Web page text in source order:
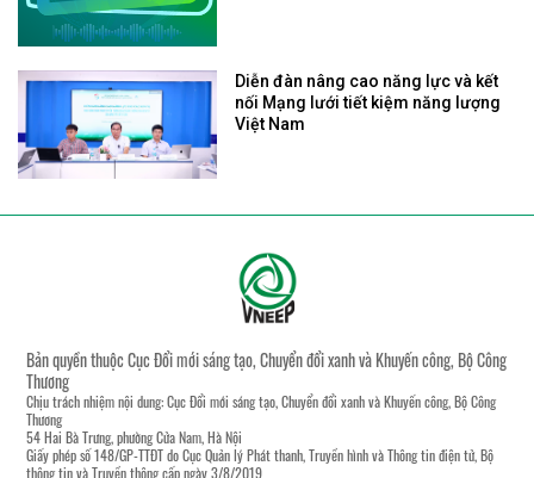
Diễn đàn nâng cao năng lực và kết
nối Mạng lưới tiết kiệm năng lượng
Việt Nam
Bản quyền thuộc Cục Đổi mới sáng tạo, Chuyển đổi xanh và Khuyến công, Bộ Công
Thương
Chịu trách nhiệm nội dung: Cục Đổi mới sáng tạo, Chuyển đổi xanh và Khuyến công, Bộ Công
Thương
54 Hai Bà Trưng, phường Cửa Nam, Hà Nội
Giấy phép số 148/GP-TTĐT do Cục Quản lý Phát thanh, Truyền hình và Thông tin điện tử, Bộ
thông tin và Truyền thông cấp ngày 3/8/2019